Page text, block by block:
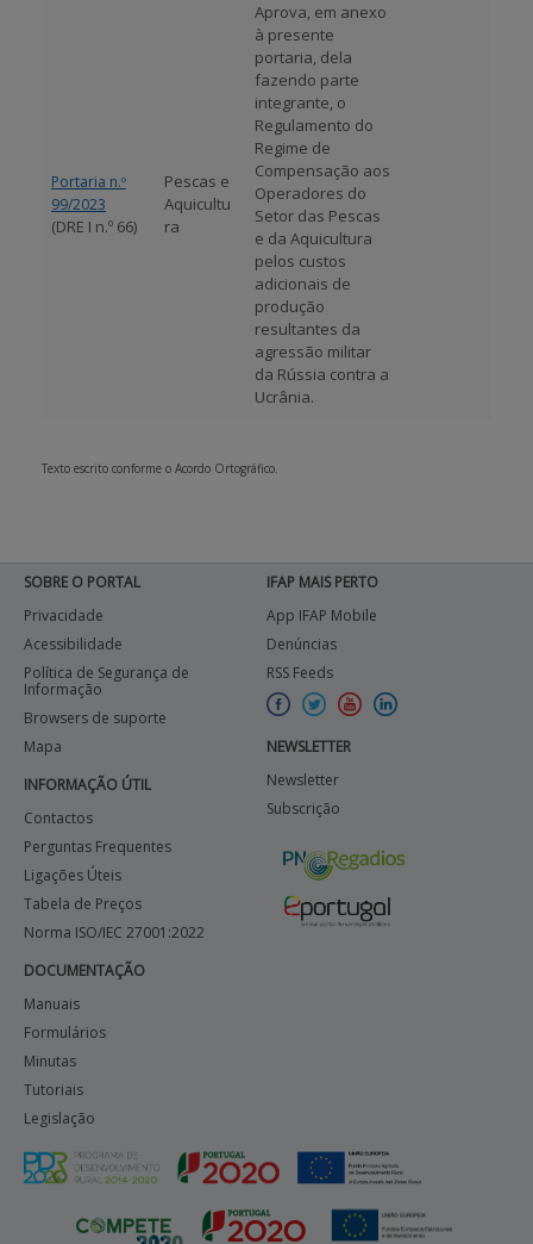
Portaria n.º
99/2023
(DRE I n.º 66)
Pescas e
Aquicultu
ra
Aprova, em anexo
à presente
portaria, dela
fazendo parte
integrante, o
Regulamento do
Regime de
Compensação aos
Operadores do
Setor das Pescas
e da Aquicultura
pelos custos
adicionais de
produção
resultantes da
agressão militar
da Rússia contra a
Ucrânia.
Texto escrito conforme o Acordo Ortográfico.
SOBRE O PORTAL
Privacidade
Acessibilidade
Política de Segurança de
Informação
Browsers de suporte
Mapa
INFORMAÇÃO ÚTIL
Contactos
Perguntas Frequentes
Ligações Úteis
Tabela de Preços
Norma ISO/IEC 27001:2022
DOCUMENTAÇÃO
Manuais
Formulários
Minutas
Tutoriais
Legislação
IFAP MAIS PERTO
App IFAP Mobile
Denúncias
RSS Feeds
NEWSLETTER
Newsletter
Subscrição